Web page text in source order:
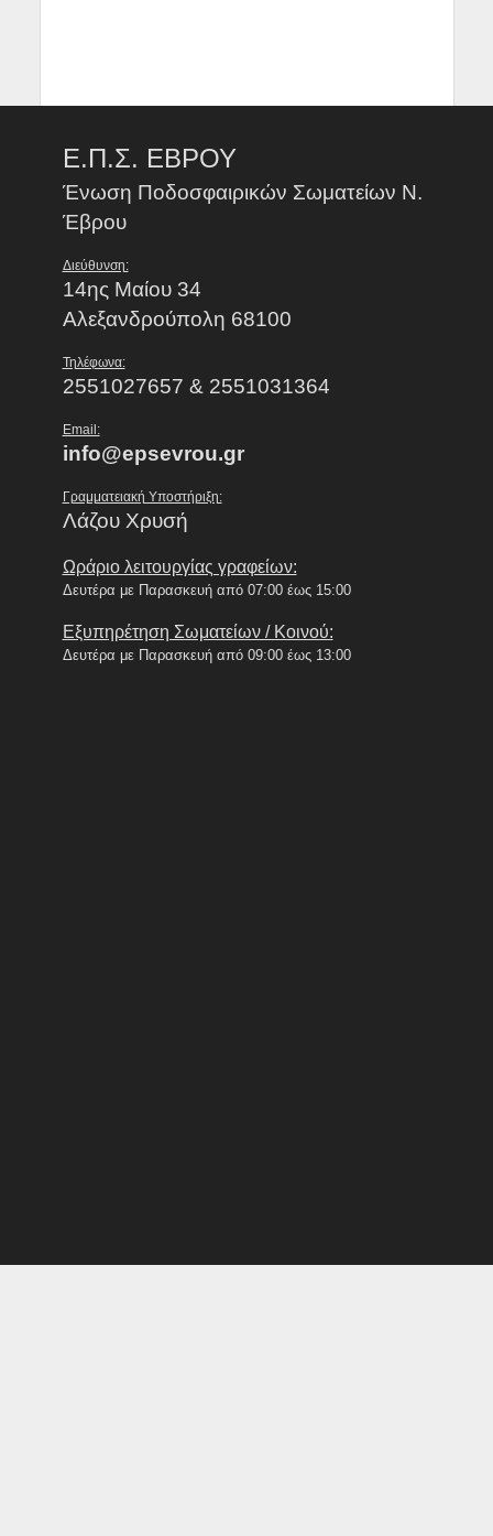
Ε.Π.Σ. ΕΒΡΟΥ
Ένωση Ποδοσφαιρικών Σωματείων Ν.
Έβρου
Διεύθυνση:
14ης Μαίου 34
Αλεξανδρούπολη 68100
Τηλέφωνα:
2551027657 & 2551031364
Email:
info@epsevrou.gr
Γραμματειακή Υποστήριξη:
Λάζου Χρυσή
Ωράριο λειτουργίας γραφείων:
Δευτέρα με Παρασκευή από 07:00 έως 15:00
Εξυπηρέτηση Σωματείων / Κοινού:
Δευτέρα με Παρασκευή από 09:00 έως 13:00